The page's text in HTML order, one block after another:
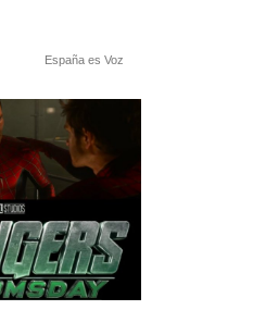
España es Voz